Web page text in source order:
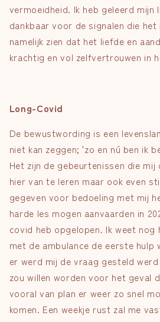
vermoeidheid. Ik heb geleerd mijn
dankbaar voor de signalen die het
namelijk zien dat het liefde en
krachtig en vol zelfvertrouwen in
Long-Covid
De bewustwording is een
niet kan zeggen; 'zo en nú ben ik
Het zijn de gebeurtenissen die mij
hier van te leren maar ook even
gegeven voor bedoeling met mij
harde les mogen aanvaarden in
covid heb opgelopen. Ik weet
met de ambulance de eerste hulp
er werd mij de vraag gesteld
zou willen worden voor het geval
vooral van plan er weer zo snel
komen. Een weekje rust zal me